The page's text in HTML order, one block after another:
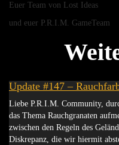
Euer Team von Lost Ideas
und euer P.R.I.M. GameTeam
Update #147 –
Liebe P.R.I.M. Community,
das Thema Rauchgranaten
zwischen den Regeln des
Diskrepanz, die wir hiermit